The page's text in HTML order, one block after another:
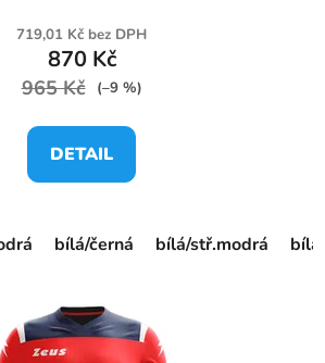
719,01 Kč bez DPH
870 Kč
965 Kč (–9 %)
DETAIL
bílá/černá bílá/stř.modrá